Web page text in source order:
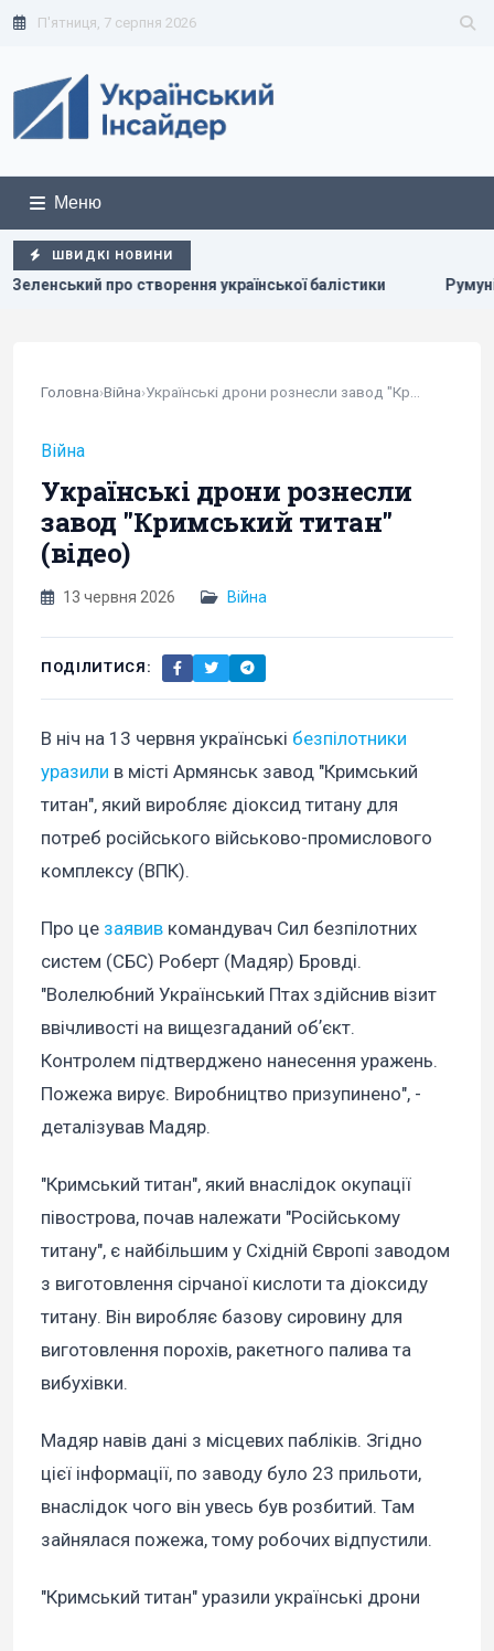
П'ятниця, 7 серпня 2026
Меню
ШВИДКІ НОВИНИ
про створення української балістики Румунія змінює
Головна›Війна›
Війна
Українські дрони рознесли
завод "Кримський титан"
(відео)
13 червня 2026 Війна
ПОДІЛИТИСЯ:
В ніч на 13 червня українські безпілотники
уразили в місті Армянськ завод "Кримський
титан", який виробляє діоксид титану для
потреб російського військово-промислового
комплексу (ВПК).
Про це заявив командувач Сил безпілотних
систем (СБС) Роберт (Мадяр) Бровді.
"Волелюбний Український Птах здійснив візит
ввічливості на вищезгаданий обʼєкт.
Контролем підтверджено нанесення уражень.
Пожежа вирує. Виробництво призупинено", -
деталізував Мадяр.
"Кримський титан", який внаслідок окупації
півострова, почав належати "Російському
титану", є найбільшим у Східній Європі заводом
з виготовлення сірчаної кислоти та діоксиду
титану. Він виробляє базову сировину для
виготовлення порохів, ракетного палива та
вибухівки.
Мадяр навів дані з місцевих пабліків. Згідно
цієї інформації, по заводу було 23 прильоти,
внаслідок чого він увесь був розбитий. Там
зайнялася пожежа, тому робочих відпустили.
"Кримський титан" уразили українські дрони